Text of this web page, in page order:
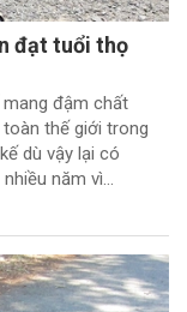
đạt tuổi thọ
đậm chất
thế giới trong
dù vậy lại có
năm vì...